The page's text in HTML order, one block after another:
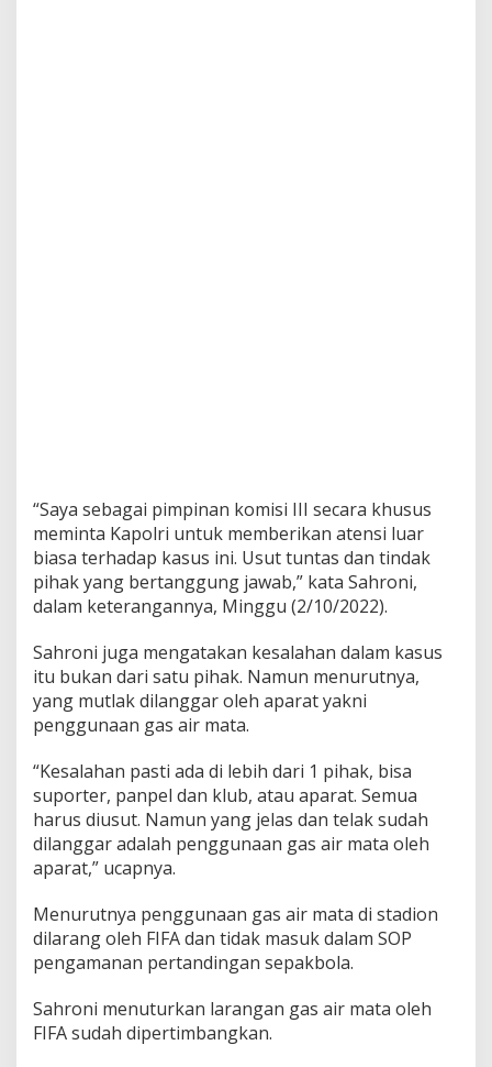
“Saya sebagai pimpinan komisi III secara khusus
meminta Kapolri untuk memberikan atensi luar
biasa terhadap kasus ini. Usut tuntas dan tindak
pihak yang bertanggung jawab,” kata Sahroni,
dalam keterangannya, Minggu (2/10/2022).
Sahroni juga mengatakan kesalahan dalam kasus
itu bukan dari satu pihak. Namun menurutnya,
yang mutlak dilanggar oleh aparat yakni
penggunaan gas air mata.
“Kesalahan pasti ada di lebih dari 1 pihak, bisa
suporter, panpel dan klub, atau aparat. Semua
harus diusut. Namun yang jelas dan telak sudah
dilanggar adalah penggunaan gas air mata oleh
aparat,” ucapnya.
Menurutnya penggunaan gas air mata di stadion
dilarang oleh FIFA dan tidak masuk dalam SOP
pengamanan pertandingan sepakbola.
Sahroni menuturkan larangan gas air mata oleh
FIFA sudah dipertimbangkan.